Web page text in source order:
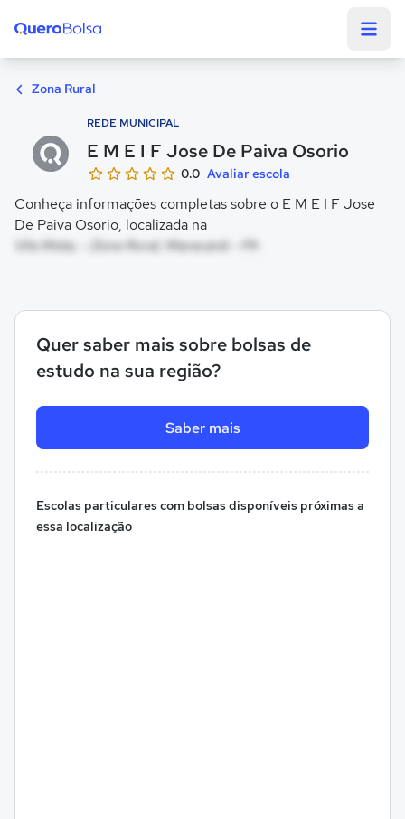
Zona Rural
REDE MUNICIPAL
E M E I F Jose De Paiva Osorio
0.0 Avaliar escola
Conheça informações completas sobre o E M E I F Jose
De Paiva Osorio, localizada na
Vila Mota, - Zona Rural, Maracanã - PA
Quer saber mais sobre bolsas de
estudo na sua região?
Saber mais
Escolas particulares com bolsas disponíveis próximas a
essa localização